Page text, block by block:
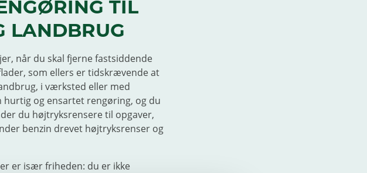
TIL
LANDBRUG
når du skal fjerne fastsiddende
som ellers er tidskrævende at
i værksted eller med
og ensartet rengøring, og du
du højtryksrensere til opgaver,
benzin drevet højtryksrenser og
er især friheden: du er ikke